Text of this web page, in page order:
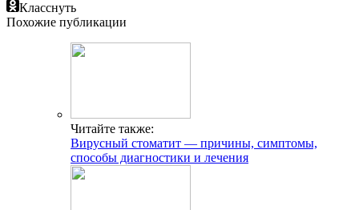
Класснуть
Похожие публикации
Читайте также:
Вирусный стоматит — причины, симптомы,
способы диагностики и лечения